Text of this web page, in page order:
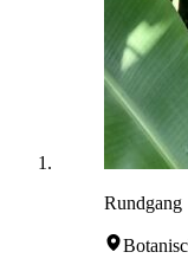
Rundgang